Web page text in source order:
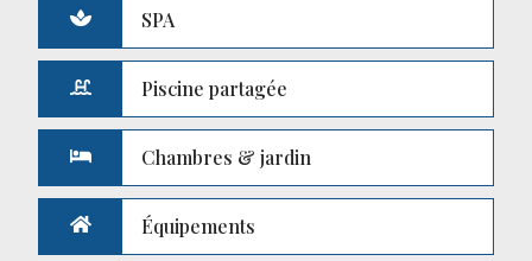
SPA
Piscine partagée
Chambres & jardin
Équipements